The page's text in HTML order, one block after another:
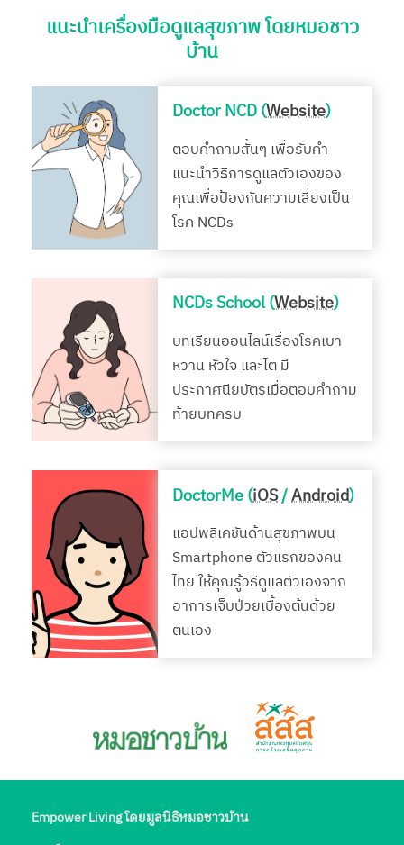
แนะนำเครื่องมือดูแลสุขภาพ โดยหมอชาว
บ้าน
Doctor NCD (Website)
ตอบคำถามสั้นๆ เพื่อรับคำ
แนะนำวิธีการดูแลตัวเองของ
คุณเพื่อป้องกันความเสี่ยงเป็น
โรค NCDs
NCDs School (Website)
บทเรียนออนไลน์เรื่องโรคเบา
หวาน หัวใจ และไต มี
ประกาศนียบัตรเมื่อตอบคำถาม
ท้ายบทครบ
DoctorMe (iOS/Android)
แอปพลิเคชันด้านสุขภาพบน
Smartphone ตัวแรกของคน
ไทย ให้คุณรู้วิธีดูแลตัวเองจาก
อาการเจ็บป่วยเบื้องต้นด้วย
ตนเอง
Empower Living โดยมูลนิธิหมอชาวบ้าน